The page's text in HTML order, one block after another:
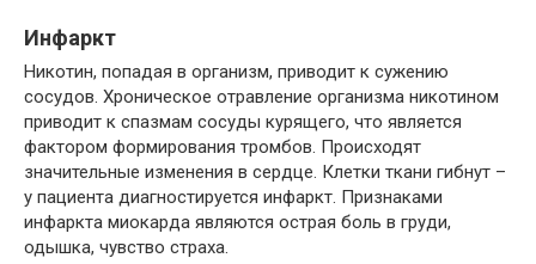
Инфаркт
Никотин, попадая в организм, приводит к сужению
сосудов. Хроническое отравление организма никотином
приводит к спазмам сосуды курящего, что является
фактором формирования тромбов. Происходят
значительные изменения в сердце. Клетки ткани гибнут –
у пациента диагностируется инфаркт. Признаками
инфаркта миокарда являются острая боль в груди,
одышка, чувство страха.